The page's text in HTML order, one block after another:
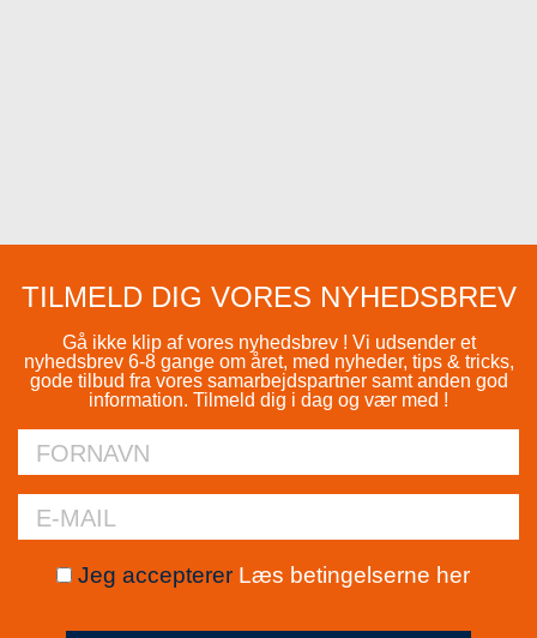
TILMELD DIG VORES NYHEDSBREV
Gå ikke klip af vores nyhedsbrev ! Vi udsender et
nyhedsbrev 6-8 gange om året, med nyheder, tips & tricks,
gode tilbud fra vores samarbejdspartner samt anden god
information. Tilmeld dig i dag og vær med !
Jeg accepterer Læs betingelserne her